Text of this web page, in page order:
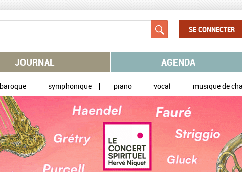
SE CONNECTER
JOURNAL AGENDA
baroque symphonique piano vocal musique de